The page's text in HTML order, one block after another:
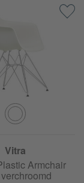
Vitra
Armchair